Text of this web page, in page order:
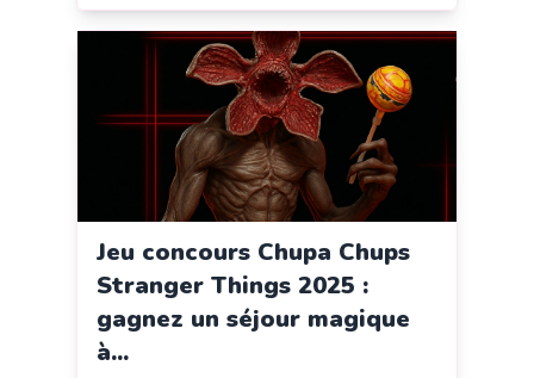
Jeu concours Chupa Chups
Stranger Things 2025 :
gagnez un séjour magique
à...